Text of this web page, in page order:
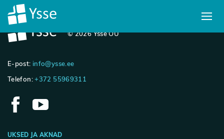
Ettevõttest
© 2026 Ysse OÜ
E-post: info@ysse.ee
Telefon:+372 55969311
UKSED JA AKNAD